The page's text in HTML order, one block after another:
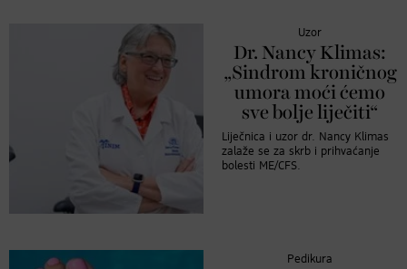
Uzor
Dr. Nancy Klimas:
„Sindrom kroničnog
umora moći ćemo
sve bolje liječiti“
Liječnica i uzor dr. Nancy Klimas
zalaže se za skrb i prihvaćanje
bolesti ME/CFS.
Pedikura